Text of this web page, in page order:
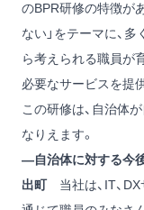
のBPR研修の特徴が
ない」をテーマに、
ら考えられる職員が
必要なサービスを提
この研修は、自治体
なりえます。
―自治体に対する今
出町当社は、IT、DX